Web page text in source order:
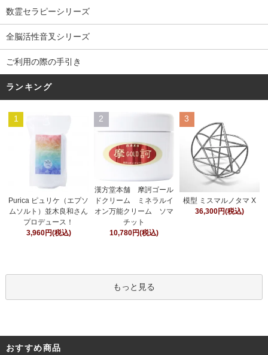
数霊セラピーシリーズ
全脳活性音叉シリーズ
ご利用の際の手引き
ランキング
1
Purica ピュリケ（エプソ
ムソルト）並木良和さん
プロデュース！
3,960円(税込)
2
漢方堂本舗 摩訶ゴール
ドクリーム ミネラルイ
オン万能クリーム ソマ
チット
10,780円(税込)
3
模型 ミスマルノタマ X
36,300円(税込)
もっと見る
おすすめ商品